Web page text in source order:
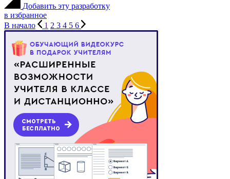
Добавить эту разработку
в избранное
В начало
1 2 3 4 5 6